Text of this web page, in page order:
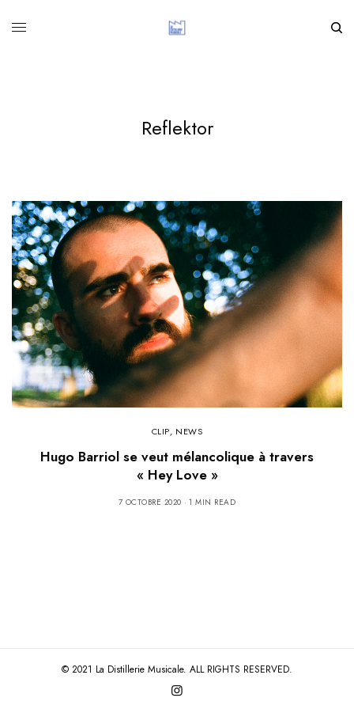
Reflektor
CLIP, NEWS
Hugo Barriol se veut mélancolique à travers
« Hey Love »
7 OCTOBRE 2020 1 MIN READ
© 2021 La Distillerie Musicale. ALL RIGHTS RESERVED.